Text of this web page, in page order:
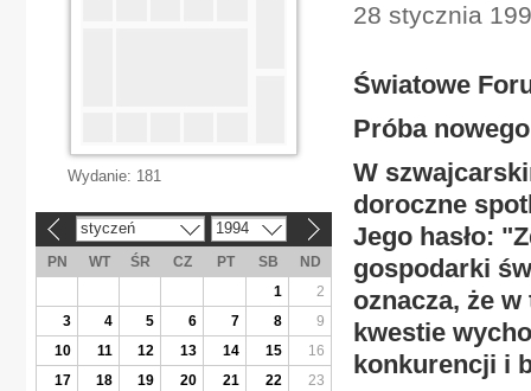
28 stycznia
Światowe
Próba
W
doroczne
Jego hasło:
gospodarki
oznacza, że
kwestie
konkurencji i
Wydanie: 181
styczeń 1994
PN WT ŚR CZ PT SB
ND
1
2
3
4 5 6 7 8
9
10
11 12 13 14 15
16
17
18 19 20 21 22
23